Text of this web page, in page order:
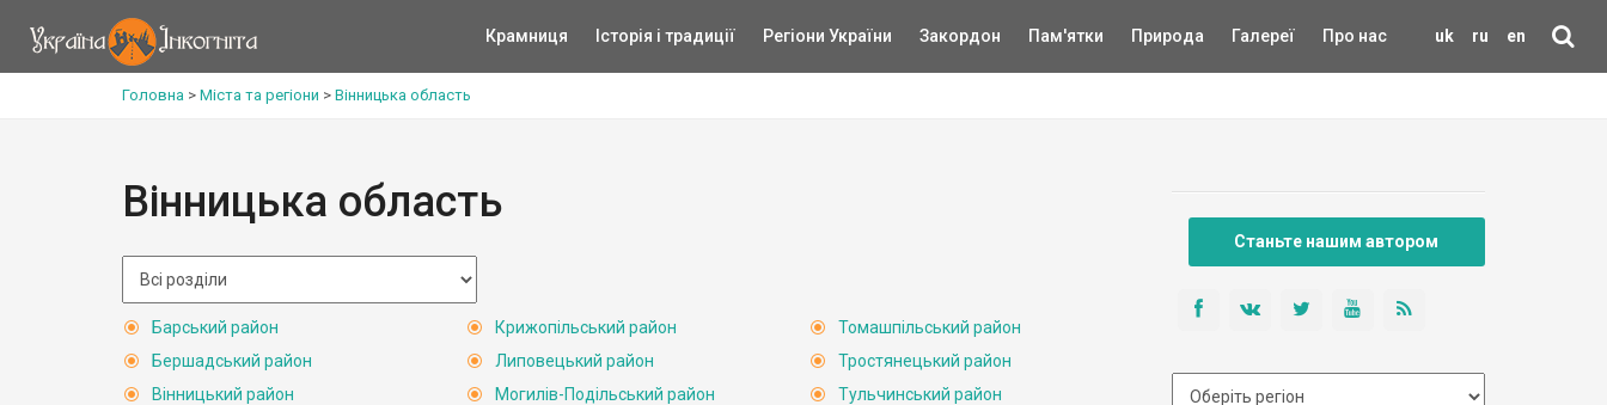
uk ru en
Крамниця Історія і традиції Регіони України Закордон Пам'ятки Природа Галереї Про нас
Головна > Міста та регіони > Вінницька область
Вінницька область
Барський район
Бершадський район
Вінницький район
Крижопільський район
Липовецький район
Могилів-Подільський район
Томашпільський район
Тростянецький район
Тульчинський район
Станьте нашим автором